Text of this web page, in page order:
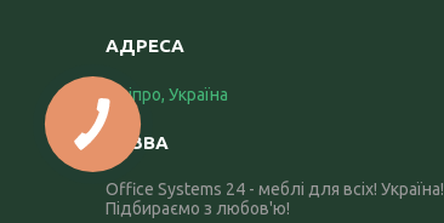
Дніпро, Україна
Office Systems 24 - меблі для всіх! Україна!
Підбираємо з любов'ю!